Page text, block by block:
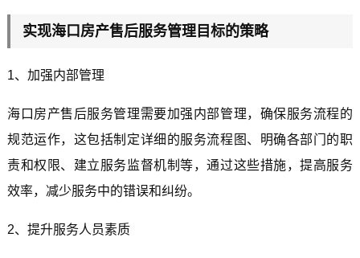
实现海口房产售后服务管理目标的策略
1、加强内部管理
海口房产售后服务管理需要加强内部管理，确保服务流程的
规范运作，这包括制定详细的服务流程图、明确各部门的职
责和权限、建立服务监督机制等，通过这些措施，提高服务
效率，减少服务中的错误和纠纷。
2、提升服务人员素质